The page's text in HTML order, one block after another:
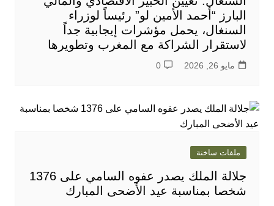
البارز “أحمد الأمين لو” رئيساً لوزراء
السنغال، يحمل مؤشرات إيجابية جداً
لاستقرار الشراكة مع المغرب وتطويرها
مايو 26, 2026 0
ملفات ساخنة
جلالة الملك يصدر عفوه السامي على 1376
شخصا بمناسبة عيد الأضحى المبارك